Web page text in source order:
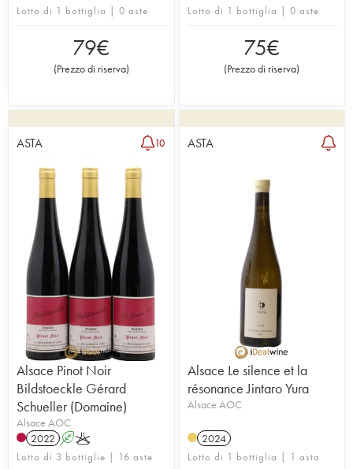
Lotto di 1 bottiglia | 0 aste
79€
(Prezzo di riserva)
Lotto di 1 bottiglia | 0 aste
75€
(Prezzo di riserva)
ASTA 10
Alsace Pinot Noir
Bildstoeckle Gérard
Schueller (Domaine)
Alsace AOC
2022 AK
Lotto di 3 bottiglie | 16 aste
ASTA
Alsace Le silence et la
résonance Jintaro Yura
Alsace AOC
2024
Lotto di 1 bottiglia | 1 asta